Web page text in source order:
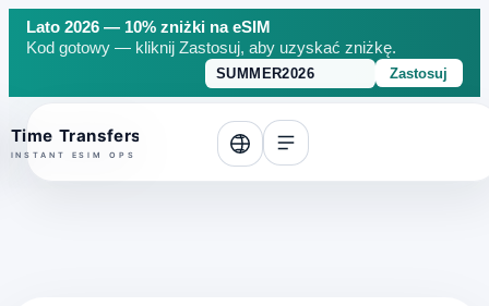
Lato 2026 — 10% zniżki na eSIM
Kod gotowy — kliknij Zastosuj, aby uzyskać zniżkę.
Zastosuj
top